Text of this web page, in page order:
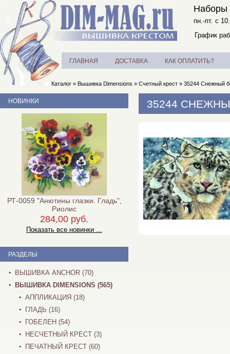
Наборы
пн.-пт. с
График
ГЛАВНАЯ ДОСТАВКА КАК ОПЛАТИТЬ?
Каталог » Вышивка Dimensions » Счетный крест » 35244 Снежный
35244
НОВИНКИ
РТ-0059 "Анютины глазки. Гладь",
Риолис
284,00 руб.
Показать все новинки ...
РАЗДЕЛЫ
ВЫШИВКА ANCHOR (70)
ВЫШИВКА DIMENSIONS (565)
АППЛИКАЦИЯ (18)
ГЛАДЬ (16)
ГОБЕЛЕН (54)
НЕСЧЕТНЫЙ КРЕСТ (3)
ПЕЧАТНЫЙ КРЕСТ (60)